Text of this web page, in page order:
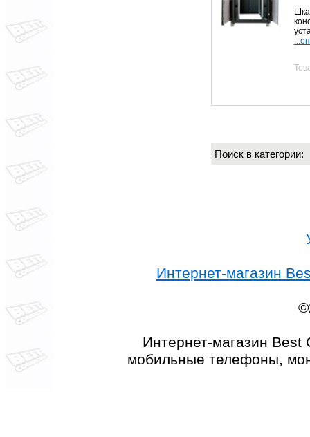
Поиск в
Интернет-магазин
Интернет-магазин Best
мобильные телефоны,